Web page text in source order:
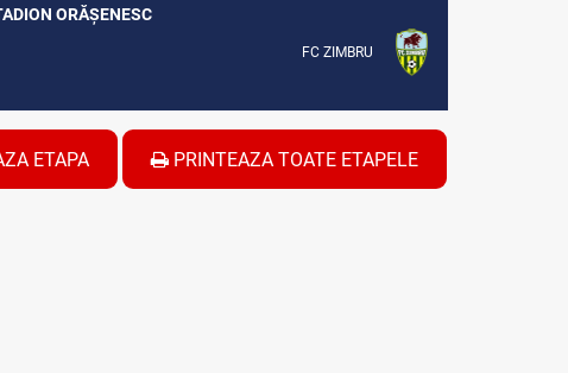
ORĂȘENESC
FC ZIMBRU
ETAPA PRINTEAZA TOATE ETAPELE